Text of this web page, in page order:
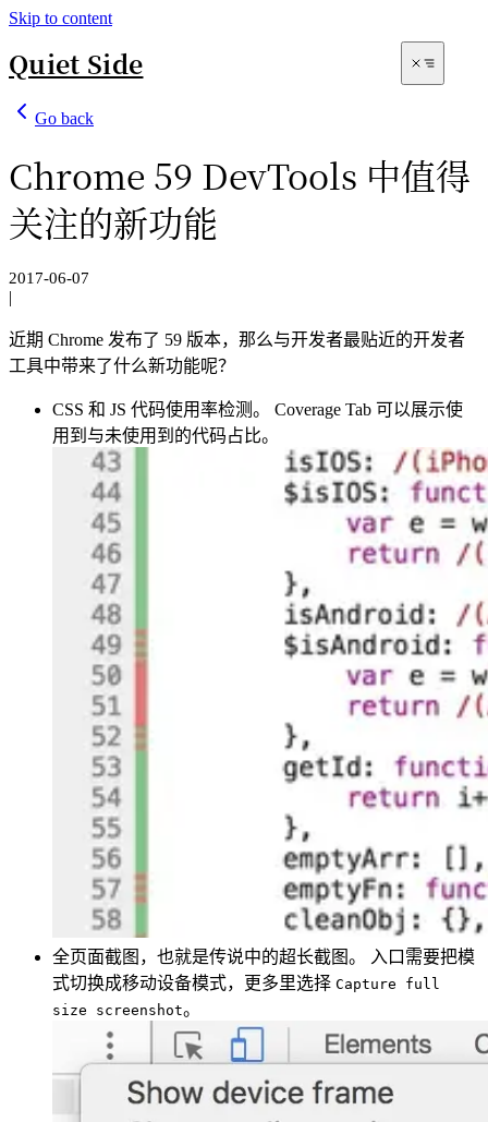
Skip to content
Quiet Side
Search
Go back
Chrome 59 DevTools 中值得
关注的新功能
2017-06-07
|
近期 Chrome 发布了 59 版本，那么与开发者最贴近的开发者
工具中带来了什么新功能呢？
CSS 和 JS 代码使用率检测。 Coverage Tab 可以展示使
用到与未使用到的代码占比。
全页面截图，也就是传说中的超长截图。 入口需要把模
式切换成移动设备模式，更多里选择 Capture full
size screenshot。